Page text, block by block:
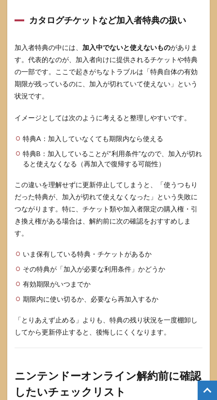
カタログチケットなど加入者特典の扱い
加入者特典の中には、 加入中でないと使えないものがありま
す。代表的なのが、加入者向けに提供されるチケットや特典
の一部です。ここで起きがちなトラブルは「特典自体の有効
期限が残っているのに、加入が切れていて使えない」という
状況です。
イメージとしては次のように考えると整理しやすいです。
特典A：加入していなくても期限内なら使える
特典B：加入していることが“利用条件”なので、加入が切れ
ると使えなくなる（再加入で復帰する可能性）
この違いを理解せずに更新停止してしまうと、「使うつもり
だった特典が、加入が切れて使えなくなった」という失敗に
つながります。特に、チケット類や加入者限定の購入権・引
き換え権がある場合は、解約前に次の確認をおすすめしま
す。
いま保有している特典・チケットがあるか
その特典が「加入が必要な利用条件」かどうか
有効期限がいつまでか
期限内に使い切るか、必要なら再加入するか
「とりあえず止める」よりも、特典の残り状況を一度棚卸し
してから更新停止すると、後悔しにくくなります。
ニンテンドーオンライン解約前に確認
したいチェックリスト